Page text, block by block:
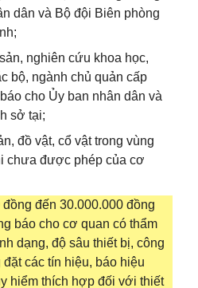
dân và Bộ đội Biên phòng
nghiên cứu khoa học,
bộ, ngành chủ quản cấp
cho Ủy ban nhân dân và
sở tại;
đồ vật, cổ vật trong vùng
chưa được phép của cơ
đến 30.000.000 đồng
báo cho cơ quan có thẩm
dạng, độ sâu thiết bị, công
các tín hiệu, báo hiệu
hiểm thích hợp đối với thiết